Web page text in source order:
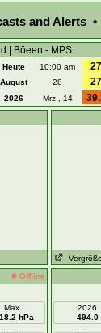
and Alerts
| Böeen - MPS
Heute 10:00 am
27
August 28
27
2026 Mrz , 14
Offline
Max
hPa
2026
494.0